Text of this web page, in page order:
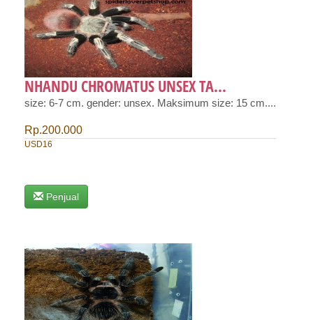
NHANDU CHROMATUS UNSEX TA...
size: 6-7 cm. gender: unsex. Maksimum size: 15 cm....
Rp.200.000
USD16
Penjual